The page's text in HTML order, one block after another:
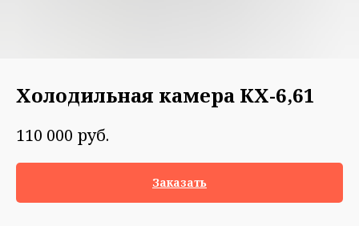
Холодильная камера КХ-6,61
110 000 руб.
Заказать